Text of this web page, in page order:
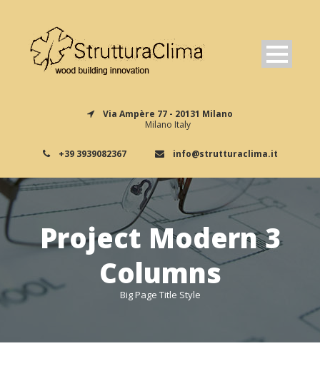
Via Ampère 77 - 20131 Milano
Milano Italy
+39 3939082367 info@strutturaclima.it
Project Modern 3
Columns
Big Page Title Style